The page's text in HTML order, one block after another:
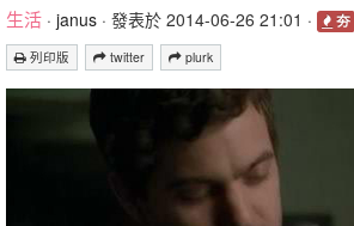
生活 · janus · 發表於 2014-06-26 21:01 · 夯
列印版 twitter plurk